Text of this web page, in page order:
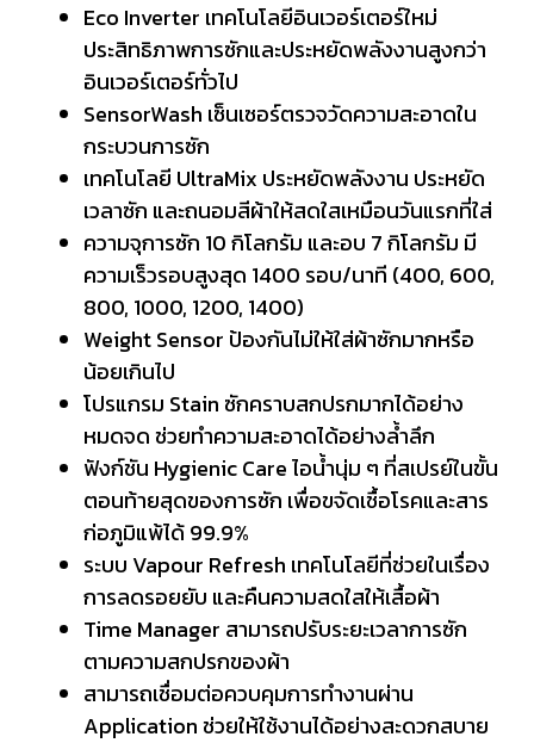
Eco Inverter เทคโนโลยีอินเวอร์เตอร์ใหม่
ประสิทธิภาพการซักและประหยัดพลังงานสูงกว่า
อินเวอร์เตอร์ทั่วไป
SensorWash เซ็นเซอร์ตรวจวัดความสะอาดใน
กระบวนการซัก
เทคโนโลยี UltraMix ประหยัดพลังงาน ประหยัด
เวลาซัก และถนอมสีผ้าให้สดใสเหมือนวันแรกที่ใส่
ความจุการซัก 10 กิโลกรัม และอบ 7 กิโลกรัม มี
ความเร็วรอบสูงสุด 1400 รอบ/นาที (400, 600,
800, 1000, 1200, 1400)
Weight Sensor ป้องกันไม่ให้ใส่ผ้าซักมากหรือ
น้อยเกินไป
โปรแกรม Stain ซักคราบสกปรกมากได้อย่าง
หมดจด ช่วยทำความสะอาดได้อย่างล้ำลึก
ฟังก์ชัน Hygienic Care ไอน้ำนุ่ม ๆ ที่สเปรย์ในขั้น
ตอนท้ายสุดของการซัก เพื่อขจัดเชื้อโรคและสาร
ก่อภูมิแพ้ได้ 99.9%
ระบบ Vapour Refresh เทคโนโลยีที่ช่วยในเรื่อง
การลดรอยยับ และคืนความสดใสให้เสื้อผ้า
Time Manager สามารถปรับระยะเวลาการซัก
ตามความสกปรกของผ้า
สามารถเชื่อมต่อควบคุมการทำงานผ่าน
Application ช่วยให้ใช้งานได้อย่างสะดวกสบาย